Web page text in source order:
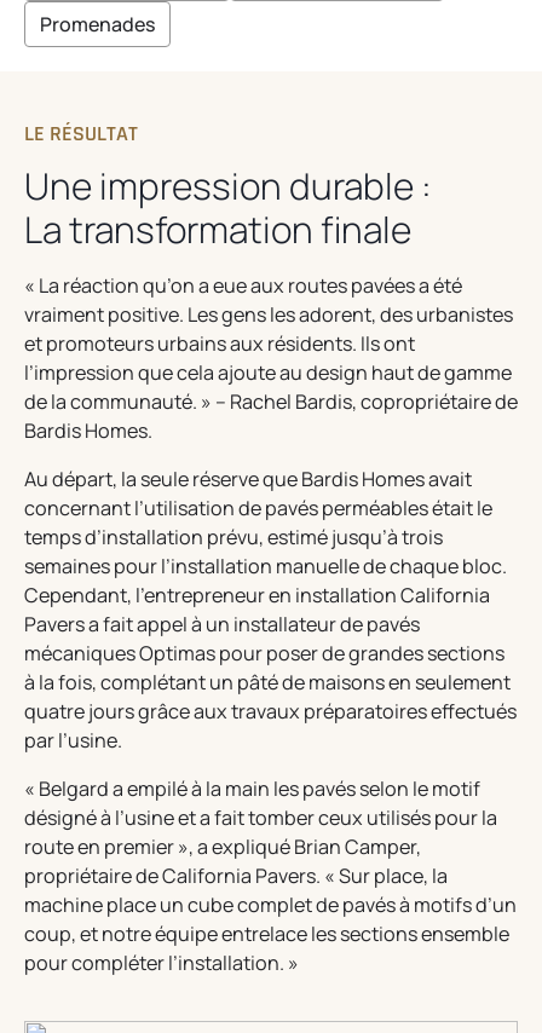
E
Promenades
LE RÉSULTAT
Une impression durable :
La transformation finale
« La réaction qu’on a eue aux routes pavées a été
vraiment positive. Les gens les adorent, des urbanistes
et promoteurs urbains aux résidents. Ils ont
l’impression que cela ajoute au design haut de gamme
de la communauté. » – Rachel Bardis, copropriétaire de
Bardis Homes.
Au départ, la seule réserve que Bardis Homes avait
concernant l’utilisation de pavés perméables était le
temps d’installation prévu, estimé jusqu’à trois
semaines pour l’installation manuelle de chaque bloc.
Cependant, l’entrepreneur en installation California
Pavers a fait appel à un installateur de pavés
mécaniques Optimas pour poser de grandes sections
à la fois, complétant un pâté de maisons en seulement
quatre jours grâce aux travaux préparatoires effectués
par l’usine.
« Belgard a empilé à la main les pavés selon le motif
désigné à l’usine et a fait tomber ceux utilisés pour la
route en premier », a expliqué Brian Camper,
propriétaire de California Pavers. « Sur place, la
machine place un cube complet de pavés à motifs d’un
coup, et notre équipe entrelace les sections ensemble
pour compléter l’installation. »